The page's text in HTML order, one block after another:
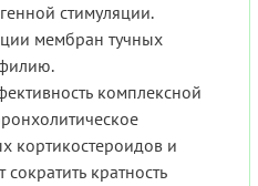
стимуляции.
мембран тучных
комплексной
кортикостероидов и
кратность